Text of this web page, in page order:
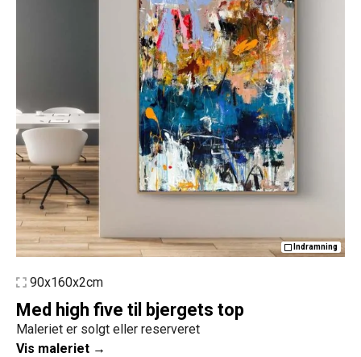
Indramning
90x160x2cm
Med high five til bjergets top
Maleriet er solgt eller reserveret
Vis maleriet →